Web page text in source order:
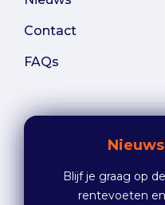
Contact
FAQs
Blijf je graag op
rentevoeten